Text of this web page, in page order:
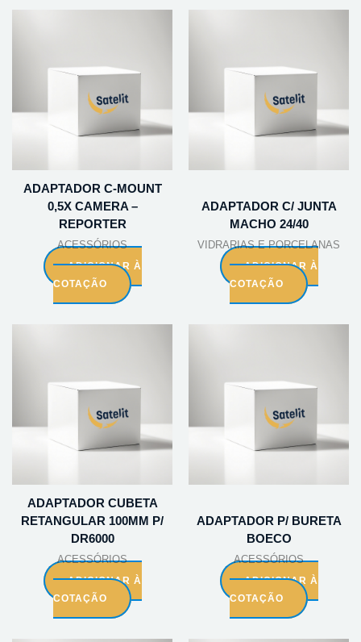
ADAPTADOR C-MOUNT
0,5X CAMERA –
REPORTER
ACESSÓRIOS
ADICIONAR À
COTAÇÃO
ADAPTADOR C/ JUNTA
MACHO 24/40
VIDRARIAS E PORCELANAS
ADICIONAR À
COTAÇÃO
ADAPTADOR CUBETA
RETANGULAR 100MM P/
DR6000
ACESSÓRIOS
ADICIONAR À
COTAÇÃO
ADAPTADOR P/ BURETA
BOECO
ACESSÓRIOS
ADICIONAR À
COTAÇÃO